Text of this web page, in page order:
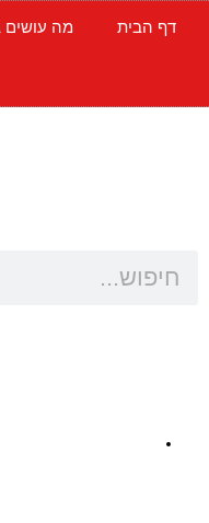
דף הבית מה עושים